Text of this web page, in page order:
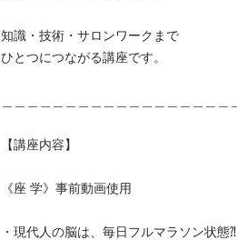
知識・技術・サロンワークまで
ひとつにつながる講座です。
【講座内容】
《座 学》事前動画使用
・現代人の脳は、毎日フルマラソン状態⁈